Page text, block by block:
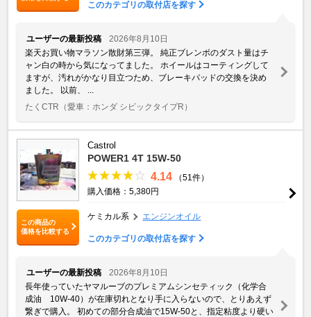
このカテゴリの取付店を探す
ユーザーの最新投稿
2026年8月10日
楽天お買い物マラソン散財第三弾。 純正ブレンボのダスト量はチ
ャン白の時から気になってました。 ホイールはコーティングして
ますが、汚れがかなり目立つため、ブレーキパッドの交換を決め
ました。 以前、 ...
たくCTR （愛車：ホンダ シビックタイプR）
この商品の
価格を比較する
Castrol
POWER1 4T 15W-50
4.14
（51件）
購入価格：5,380円
ケミカル系 エンジンオイル
このカテゴリの取付店を探す
ユーザーの最新投稿
2026年8月10日
長年使っていたヤマルーブのプレミアムシンセティック（化学合
成油 10W-40）が在庫切れとなり手に入らないので、とりあえず
繋ぎで購入。 初めての部分合成油で15W-50と、指定粘度より硬い